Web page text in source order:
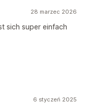
28 marzec 2026
sich super einfach
6 styczeń 2025